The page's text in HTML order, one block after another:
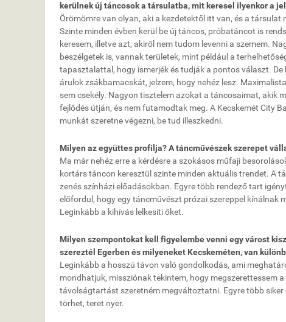
kerülnek új táncosok a társulatba, mit keresel ilyenkor a
Örömömre van olyan, aki a kezdetektől itt van, és a
Szinte minden évben kerül be új táncos, próbatáncot is
keresem, illetve azt, akiről nem tudom levenni a szemem.
beszélgetek is, vannak területek, mint például a
tapasztalattal, hogy ismerjék és tudják a pontos választ.
árulok zsákbamacskát, jelzem, hogy nehéz lesz.
sem csekély. Nagyon tisztelem azokat a táncosaimat, akik
fejlődés útján, és nem futamodtak meg. A Kecskemét City
munkát szeretne végezni, be tud illeszkedni.
Milyen az együttes profilja? A táncművészek szerepet
Ma már nehéz erre a kérdésre a szokásos műfaji
kortárs táncon keresztül szinte minden aktuális trendet. A
zenés színházi előadásokban. Egyre több rendező tart
előfordul, hogy egy táncművészt prózai szereppel kínálnak
Leginkább a kihívás lelkesíti őket.
Milyen szempontokat kell figyelembe venni egy várost
szereztél Egerben és milyeneket Kecskeméten, van
Leginkább a hosszú távon való gondolkodás, ami
mondhatjuk, missziónak tekintem, hogy megszerettessem
távolságtartást szeretném megváltoztatni. Egyre több
törhet, teret nyer.